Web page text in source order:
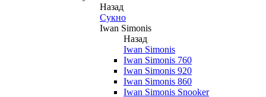
Назад
Сукно
Iwan Simonis
Назад
Iwan Simonis
Iwan Simonis 760
Iwan Simonis 920
Iwan Simonis 860
Iwan Simonis Snooker